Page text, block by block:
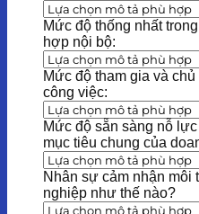
Mức độ thống nhất
hợp nội bộ:
Mức độ tham gia và
công việc:
Mức độ sẵn sàng nỗ
mục tiêu chung của
Nhân sự cảm nhận môi
nghiệp như thế nào?